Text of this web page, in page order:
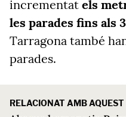
incrementat els
les parades fins als
Tarragona també
parades.
RELACIONAT AMB